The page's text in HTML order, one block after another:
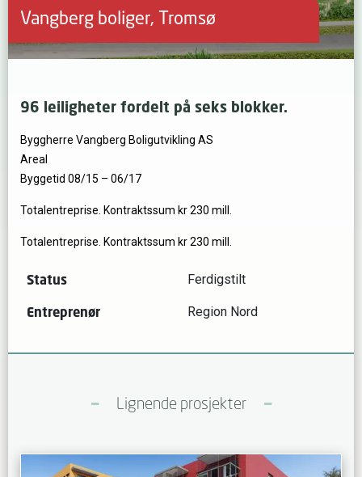
Vangberg boliger, Tromsø
96 leiligheter fordelt på seks blokker.
Byggherre Vangberg Boligutvikling AS
Areal
Byggetid 08/15 – 06/17
Totalentreprise. Kontraktssum kr 230 mill.
Totalentreprise. Kontraktssum kr 230 mill.
Status Ferdigstilt
Entreprenør Region Nord
Lignende prosjekter